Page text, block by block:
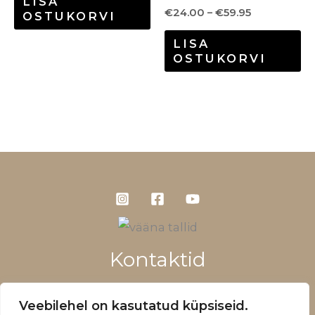
Veebilehel on kasutatud küpsiseid.
OSTUKORVI
€24.00 – €59.95
LISA
OSTUKORVI
Kontaktid
+372 5660 1028